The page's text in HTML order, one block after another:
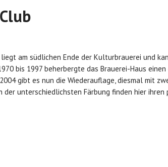
liegt am südlichen Ende der Kulturbrauerei und
bis 1997 beherbergte das Brauerei-Haus
gibt es nun die Wiederauflage, diesmal mit
unterschiedlichsten Färbung finden hier ihren